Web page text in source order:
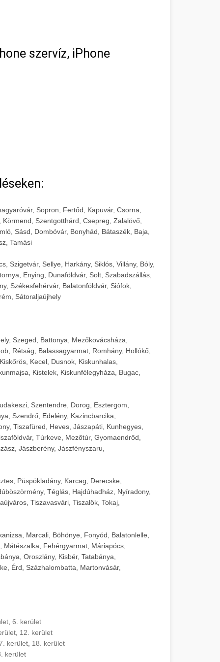
szervíz, iPhone
Sopron, Fertőd, Kapuvár, Csorna,
Szentgotthárd, Csepreg, Zalalövő,
Sásd, Dombóvár, Bonyhád, Bátaszék, Baja,
Tamási
Szigetvár, Sellye, Harkány, Siklós, Villány, Bóly,
Enying, Dunaföldvár, Solt, Szabadszállás,
Székesfehérvár, Balatonföldvár, Siófok,
Sátoraljaújhely
Szeged, Battonya, Mezőkovácsháza,
Rétság, Balassagyarmat, Romhány, Hollókő,
Kecel, Dusnok, Kiskunhalas,
Kistelek, Kiskunfélegyháza, Bugac,
Szentendre, Dorog, Esztergom,
Szendrő, Edelény, Kazincbarcika,
Tiszafüred, Heves, Jászapáti, Kunhegyes,
Túrkeve, Mezőtúr, Gyomaendrőd,
Jászberény, Jászfényszaru,
Püspökladány, Karcag, Derecske,
Téglás, Hajdúhadház, Nyíradony,
Tiszavasvári, Tiszalök, Tokaj,
Marcali, Böhönye, Fonyód, Balatonlelle,
Fehérgyarmat, Máriapócs,
Oroszlány, Kisbér, Tatabánya,
Érd, Százhalombatta, Martonvásár,
6. kerület
12. kerület
kerület 18. kerület
kerület